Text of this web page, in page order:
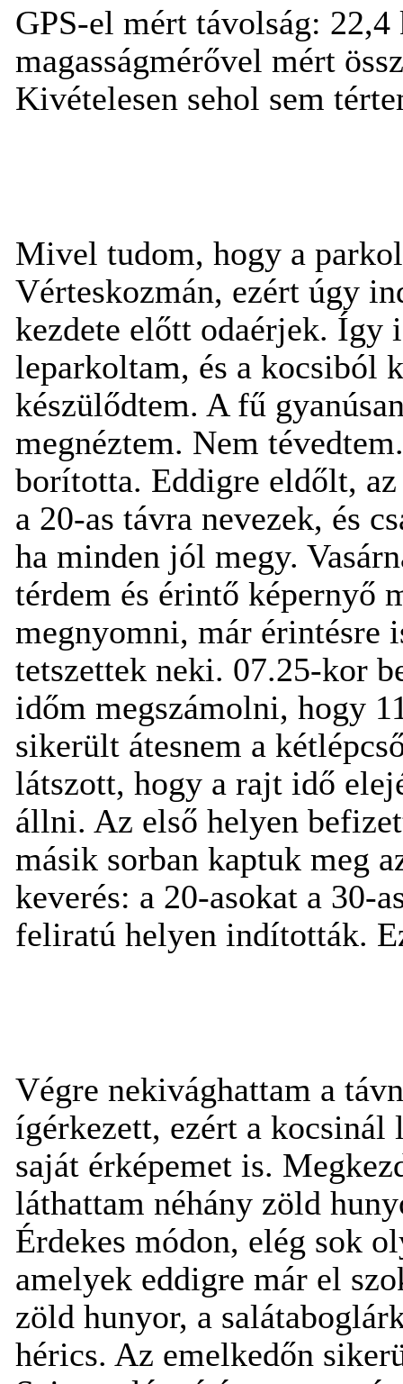
GPS-el mért távolság:
magasságmérővel mért
Kivételesen sehol sem
Mivel tudom, hogy a
Vérteskozmán, ezért úgy
kezdete előtt odaérjek. Így
leparkoltam, és a kocsiból
készülődtem. A fű
megnéztem. Nem
borította. Eddigre eldőlt,
a 20-as távra nevezek, és
ha minden jól megy.
térdem és érintő képernyő
megnyomni, már érintésre
tetszettek neki. 07.25-kor
időm megszámolni, hogy
sikerült átesnem a
látszott, hogy a rajt idő
állni. Az első helyen
másik sorban kaptuk meg
keverés: a 20-asokat a 30-
feliratú helyen indították.
Végre nekivághattam a
ígérkezett, ezért a
saját érképemet is.
láthattam néhány zöld
Érdekes módon, elég sok
amelyek eddigre már el
zöld hunyor, a
hérics. Az emelkedőn